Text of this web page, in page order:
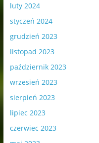
luty 2024
styczeń 2024
grudzień 2023
listopad 2023
październik 2023
wrzesień 2023
sierpień 2023
lipiec 2023
czerwiec 2023